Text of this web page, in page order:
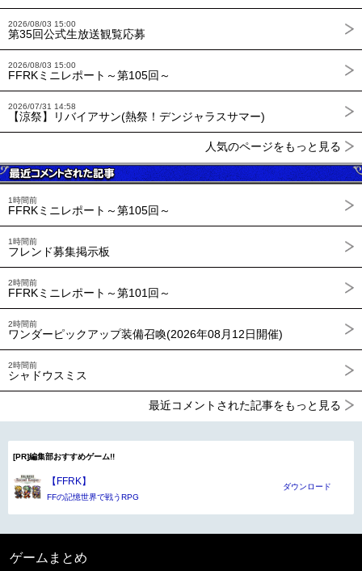
2026/08/03 15:00
第35回公式生放送観覧応募
2026/08/03 15:00
FFRKミニレポート～第105回～
2026/07/31 14:58
【涼祭】リバイアサン(熱祭！デンジャラスサマー)
人気のページをもっと見る
1時間前
FFRKミニレポート～第105回～
1時間前
フレンド募集掲示板
2時間前
FFRKミニレポート～第101回～
2時間前
ワンダーピックアップ装備召喚(2026年08月12日開催)
2時間前
シャドウスミス
最近コメントされた記事をもっと見る
[PR]編集部おすすめゲーム!!
【FFRK】
FFの記憶世界で戦うRPG
ダウンロード
ゲームまとめ